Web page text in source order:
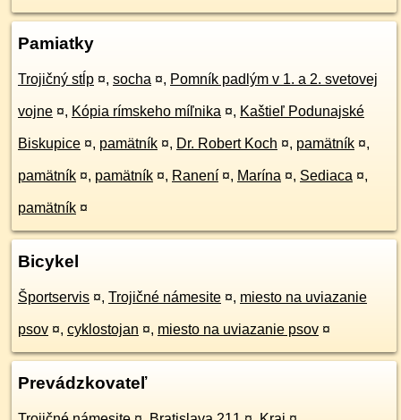
Pamiatky
Trojičný stĺp ¤, socha ¤, Pomník padlým v 1. a 2. svetovej
vojne ¤, Kópia rímskeho míľnika ¤, Kaštieľ Podunajské
Biskupice ¤, pamätník ¤, Dr. Robert Koch ¤, pamätník ¤,
pamätník ¤, pamätník ¤, Ranení ¤, Marína ¤, Sediaca ¤,
pamätník ¤
Bicykel
Športservis ¤, Trojičné námesite ¤, miesto na uviazanie
psov ¤, cyklostojan ¤, miesto na uviazanie psov ¤
Prevádzkovateľ